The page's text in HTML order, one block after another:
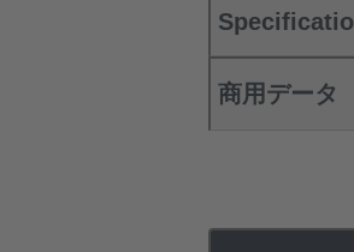
商用データ